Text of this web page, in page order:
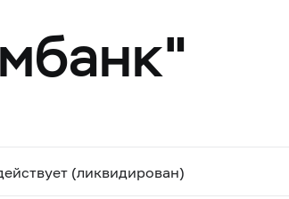
(ликвидирован)